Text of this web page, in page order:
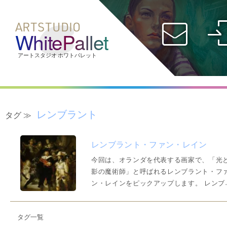
ARTSTUDIO
WhitePallet
タグ ≫
レンブラント
レンブラント・ファン・レイン
今回は、オランダを代表する画家で、「光
影の魔術師」と呼ばれるレンブラント・フ
ン・レインをピックアップします。 レンブラ
タグ一覧
パスワード